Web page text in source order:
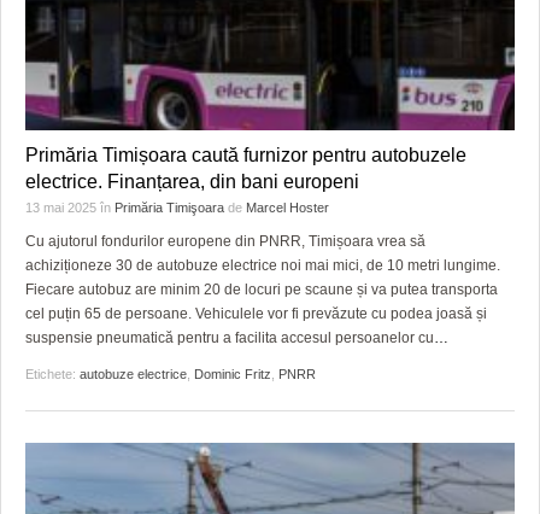
Primăria Timișoara caută furnizor pentru autobuzele
electrice. Finanțarea, din bani europeni
13 mai 2025 în Primăria Timişoara de Marcel Hoster
Cu ajutorul fondurilor europene din PNRR, Timișoara vrea să
achiziționeze 30 de autobuze electrice noi mai mici, de 10 metri lungime.
Fiecare autobuz are minim 20 de locuri pe scaune și va putea transporta
cel puțin 65 de persoane. Vehiculele vor fi prevăzute cu podea joasă și
suspensie pneumatică pentru a facilita accesul persoanelor cu…
Etichete: autobuze electrice Dominic Fritz PNRR